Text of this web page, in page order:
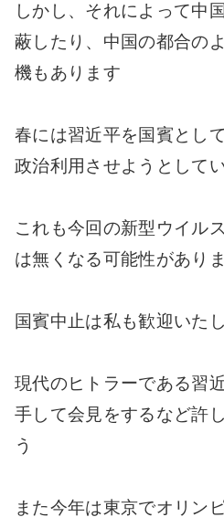
しかし、それによって中
蔽したり、中国の都合の
機もあります
春には習近平を国賓とし
政治利用させようとして
これも今回の新型ウイル
は無くなる可能性があり
国賓中止は私も歓迎いた
現代のヒトラーである習
手して会見をするなど許
う
また今年は東京でオリン